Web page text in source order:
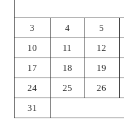
3 4 5
10 11 12
17 18 19
24 25 26
31